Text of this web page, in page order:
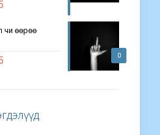
0
чи өөрөө